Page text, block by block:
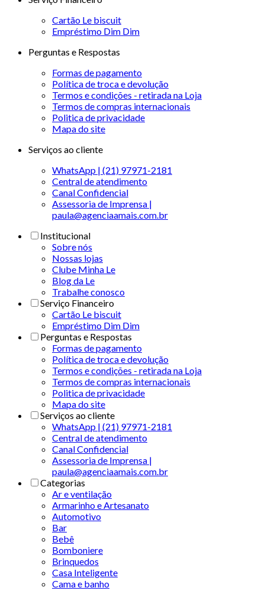
Cartão Le biscuit
Empréstimo Dim Dim
Perguntas e Respostas
Formas de pagamento
Política de troca e devolução
Termos e condições - retirada na Loja
Termos de compras internacionais
Politica de privacidade
Mapa do site
Serviços ao cliente
WhatsApp | (21) 97971-2181
Central de atendimento
Canal Confidencial
Assessoria de Imprensa |
paula@agenciaamais.com.br
Institucional
Sobre nós
Nossas lojas
Clube Minha Le
Blog da Le
Trabalhe conosco
Serviço Financeiro
Cartão Le biscuit
Empréstimo Dim Dim
Perguntas e Respostas
Formas de pagamento
Política de troca e devolução
Termos e condições - retirada na Loja
Termos de compras internacionais
Politica de privacidade
Mapa do site
Serviços ao cliente
WhatsApp | (21) 97971-2181
Central de atendimento
Canal Confidencial
Assessoria de Imprensa |
paula@agenciaamais.com.br
Categorias
Ar e ventilação
Armarinho e Artesanato
Automotivo
Bar
Bebê
Bomboniere
Brinquedos
Casa Inteligente
Cama e banho